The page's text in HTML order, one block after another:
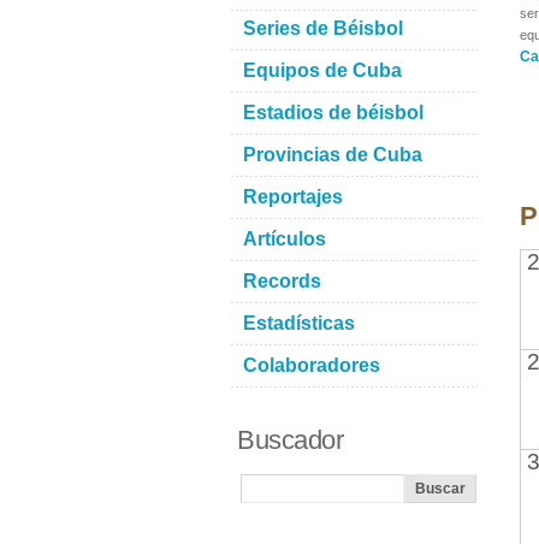
Series de Béisbol
Equipos de Cuba
Estadios de béisbol
Provincias de Cuba
Reportajes
Artículos
Records
Estadísticas
Colaboradores
Buscador